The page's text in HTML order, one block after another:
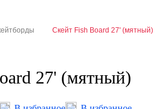
Скейт Fish Board 27' (мятный)
27' (мятный)